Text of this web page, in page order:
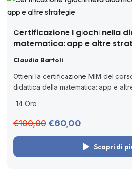
Certificazione I giochi nella
matematica: app e altre
Claudia Bartoli
Ottieni la certificazione MIM del
didattica della matematica: app e
scadenza. Acquista adesso,...
14 Ore
€100,00 €60,00
Scopri di